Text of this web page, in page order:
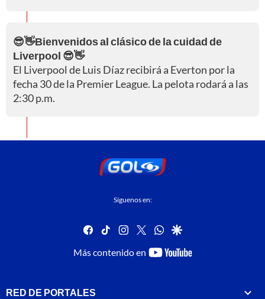
😎👋Bienvenidos al clásico de la cuidad de
Liverpool 😎👋
El Liverpool de Luis Díaz recibirá a Everton por la
fecha 30 de la Premier League. La pelota rodará a las
2:30 p.m.
Síguenos en:
facebook
tiktok instagram
twitterwhatsapp
google
Más contenido en
youtube-
RED DE PORTALES